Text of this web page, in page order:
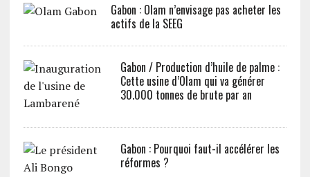
Gabon : Olam n’envisage pas acheter les
actifs de la SEEG
Gabon / Production d’huile de palme :
Cette usine d’Olam qui va générer
30.000 tonnes de brute par an
Gabon : Pourquoi faut-il accélérer les
réformes ?